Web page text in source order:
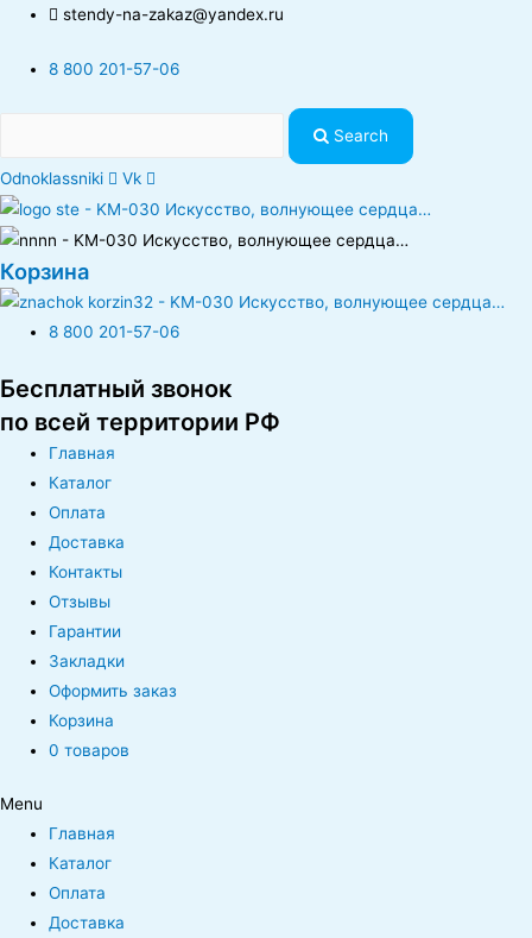
stendy-na-zakaz@yandex.ru
8 800 201-57-06
Search
Odnoklassniki Vk
Корзина
8 800 201-57-06
Бесплатный звонок
по всей территории РФ
Главная
Каталог
Оплата
Доставка
Контакты
Отзывы
Гарантии
Закладки
Оформить заказ
Корзина
0 товаров
Menu
Главная
Каталог
Оплата
Доставка